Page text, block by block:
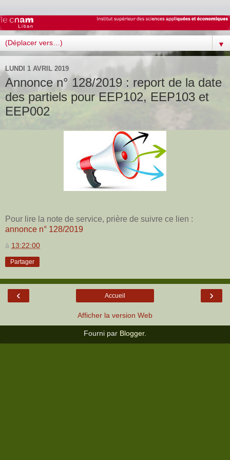
▼
LUNDI 1 AVRIL 2019
Annonce n° 128/2019 : report de la date
des partiels pour EEP102, EEP103 et
EEP002
Pour lire la note de service, prière de suivre ce lien :
annonce n° 128/2019
à 13:22:00
Partager
‹ ›
Accueil
Afficher la version Web
Fourni par Blogger.